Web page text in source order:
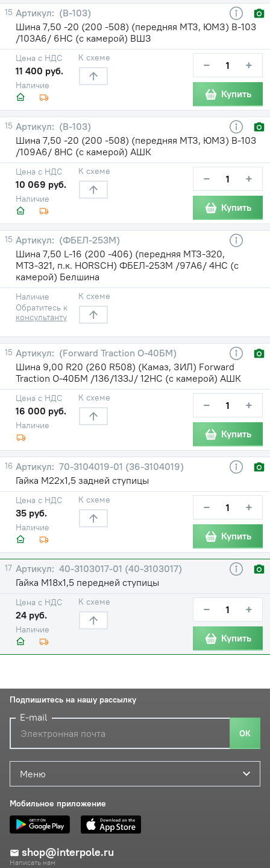
15
(В-103)
Шина 7,50 -20 (200 -508) (передняя МТЗ, ЮМЗ) В-103
/103A6/ 6НС (с камерой) ВШЗ
Наличие
Цена с НДС
11 400 руб.
К схеме − +
Купить
15
(В-103)
Шина 7,50 -20 (200 -508) (передняя МТЗ, ЮМЗ) В-103
/109A6/ 8НС (с камерой) АШК
Наличие
Цена с НДС
10 069 руб.
К схеме − +
Купить
15
(ФБЕЛ-253М)
Шина 7,50 L-16 (200 -406) (передняя МТЗ-320,
МТЗ-321, п.к. HORSCH) ФБЕЛ-253М /97А6/ 4НС (с
камерой) Белшина
Наличие
Обратитесь к
консультанту
К схеме
15
(Forward Traction О-40БМ)
Шина 9,00 R20 (260 R508) (Камаз, ЗИЛ) Forward
Traction О-40БМ /136/133J/ 12НС (с камерой) АШК
Наличие
Цена с НДС
16 000 руб.
К схеме − +
Купить
16
70-3104019-01 (36-3104019)
Гайка М22х1,5 задней ступицы
Наличие
Цена с НДС
35 руб.
К схеме − +
Купить
17
40-3103017-01 (40-3103017)
Гайка М18х1,5 передней ступицы
Наличие
Цена с НДС
24 руб.
К схеме − +
Купить
Меню
Мобильное приложение
shop@interpole.ru
Написать нам
Подпишитесь на нашу рассылку
E-mail
ОК